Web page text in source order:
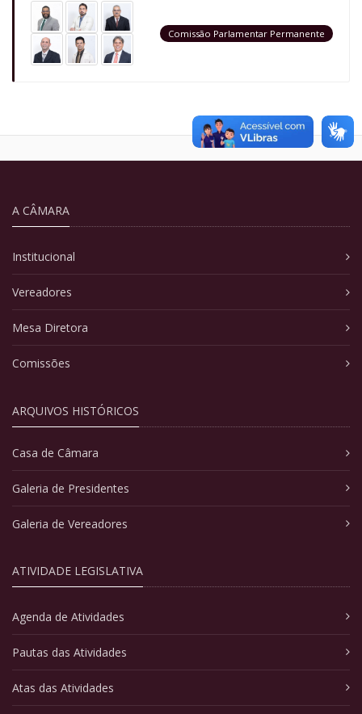
Comissão Parlamentar Permanente
A CÂMARA
Institucional
Vereadores
Mesa Diretora
Comissões
ARQUIVOS HISTÓRICOS
Casa de Câmara
Galeria de Presidentes
Galeria de Vereadores
ATIVIDADE LEGISLATIVA
Agenda de Atividades
Pautas das Atividades
Atas das Atividades